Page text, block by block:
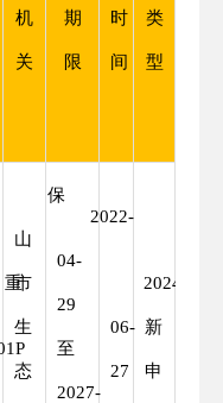
机
关
期
限
时
间
类
型
重
保
山
市
生
态
2022-
04-
29
至
2027-
2024-
06-
27
新
申